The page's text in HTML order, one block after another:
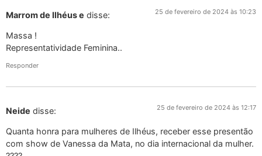
Marrom de Ilhéus e disse: 25 de fevereiro de 2024 às 10:23
Massa !
Representatividade Feminina..
Responder
Neide disse: 25 de fevereiro de 2024 às 12:17
Quanta honra para mulheres de Ilhéus, receber esse presentão
com show de Vanessa da Mata, no dia internacional da mulher.